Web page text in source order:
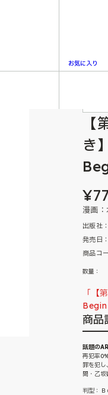
お気に入り
き】かがみの特殊少年更生施設
き
漫画
出版社
発売日
商品コ
数量：
「【
商品
話題の
再犯率
罪を犯し
間・乙坂
判型：Ｂ